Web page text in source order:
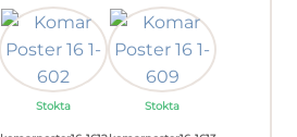
Stokta Stokta